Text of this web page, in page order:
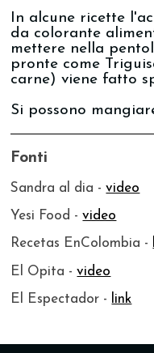
In alcune ricette
da colorante
mettere nella
pronte come
carne) viene fatto
Si possono
Fonti
Sandra al dia -video
Yesi Food -video
Recetas EnColombia -
El Opita -video
El Espectador - link